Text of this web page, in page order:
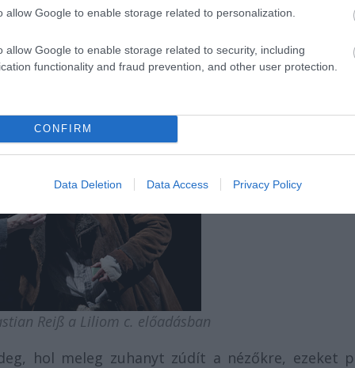
allow Google to enable storage related to personalization.
allow Google to enable storage related to security, including
functionality and fraud prevention, and other user protection.
CONFIRM
Data Deletion Data Access Privacy Policy
(díszlet: Pascal Raich) egymásutánjából
van humorra, arról Juli naiv barátnője, Mari
Frank) és Steffi Krautz gondoskodik,
M. Schmidt, Der Standard, 15. März 2010/
Reiß a Liliom c. előadásban
hol meleg zuhanyt zúdít a nézőkre, ezeket